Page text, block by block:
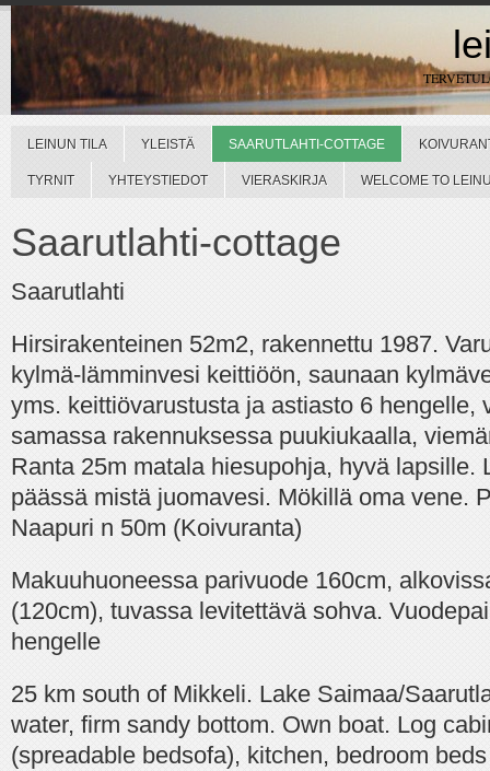
LEINUN TILA YLEISTÄ SAARUTLAHTI-COTTAGE
TYRNIT YHTEYSTIEDOT VIERASKIRJA WELCOME TO
Saarutlahti-cottage
Saarutlahti
Hirsirakenteinen 52m2, rakennettu 1987.
kylmä-lämminvesi keittiöön, saunaan
yms. keittiövarustusta ja astiasto 6 hengelle,
samassa rakennuksessa puukiukaalla,
Ranta 25m matala hiesupohja, hyvä lapsille.
päässä mistä juomavesi. Mökillä oma vene.
Naapuri n 50m (Koivuranta)
Makuuhuoneessa parivuode 160cm,
(120cm), tuvassa levitettävä sohva.
hengelle
25 km south of Mikkeli. Lake Saimaa/
water, firm sandy bottom. Own boat. Log
(spreadable bedsofa), kitchen, bedroom